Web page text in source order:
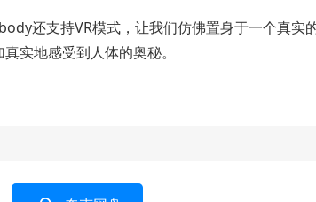
还支持VR模式，让我们仿佛置身于一个真实
实地感受到人体的奥秘。